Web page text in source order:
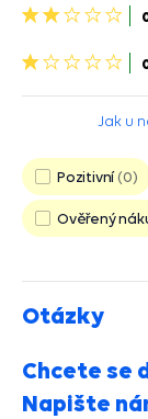
2
1
Jak u
Pozitivní 0
Ověřený
Otázky
Chcete se
Napište